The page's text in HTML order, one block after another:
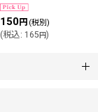
150円 (税別)
(税込: 165 円)